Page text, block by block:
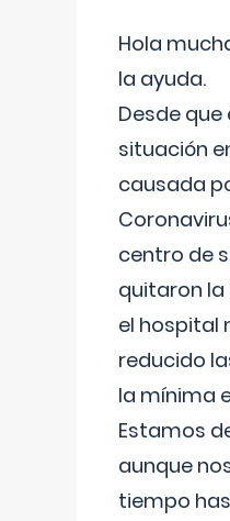
Hola
la ayuda.
Desde que
situación
causada
centro de
quitaron
el hospital
reducido
la mínima
Estamos
aunque
tiempo